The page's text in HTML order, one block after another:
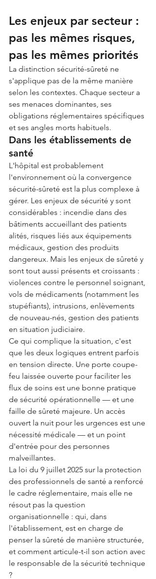
Les enjeux par secteur :
pas les mêmes risques,
pas les mêmes priorités
La distinction sécurité-sûreté ne
s'applique pas de la même manière
selon les contextes. Chaque secteur a
ses menaces dominantes, ses
obligations réglementaires spécifiques
et ses angles morts habituels.
Dans les établissements de
santé
L'hôpital est probablement
l'environnement où la convergence
sécurité-sûreté est la plus complexe à
gérer. Les enjeux de sécurité y sont
considérables : incendie dans des
bâtiments accueillant des patients
alités, risques liés aux équipements
médicaux, gestion des produits
dangereux. Mais les enjeux de sûreté y
sont tout aussi présents et croissants :
violences contre le personnel soignant,
vols de médicaments (notamment les
stupéfiants), intrusions, enlèvements
de nouveau-nés, gestion des patients
en situation judiciaire.
Ce qui complique la situation, c'est
que les deux logiques entrent parfois
en tension directe. Une porte coupe-
feu laissée ouverte pour faciliter les
flux de soins est une bonne pratique
de sécurité opérationnelle — et une
faille de sûreté majeure. Un accès
ouvert la nuit pour les urgences est une
nécessité médicale — et un point
d'entrée pour des personnes
malveillantes.
La loi du 9 juillet 2025 sur la protection
des professionnels de santé a renforcé
le cadre réglementaire, mais elle ne
résout pas la question
organisationnelle : qui, dans
l'établissement, est en charge de
penser la sûreté de manière structurée,
et comment articule-t-il son action avec
le responsable de la sécurité technique
?